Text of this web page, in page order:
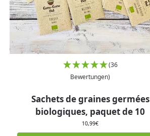
(36
Bewertungen)
Sachets de graines germées
biologiques, paquet de 10
10,99€